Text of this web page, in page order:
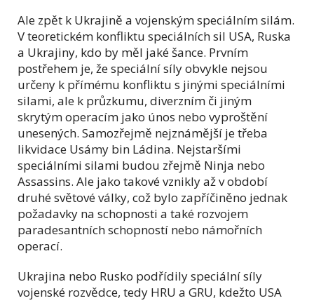
Ale zpět k Ukrajině a vojenským speciálním silám.
V teoretickém konfliktu speciálních sil USA, Ruska
a Ukrajiny, kdo by měl jaké šance. Prvním
postřehem je, že speciální síly obvykle nejsou
určeny k přímému konfliktu s jinými speciálními
silami, ale k průzkumu, diverzním či jiným
skrytým operacím jako únos nebo vyproštění
unesených. Samozřejmě nejznámější je třeba
likvidace Usámy bin Ládina. Nejstaršími
speciálními silami budou zřejmě Ninja nebo
Assassins. Ale jako takové vznikly až v období
druhé světové války, což bylo zapříčiněno jednak
požadavky na schopnosti a také rozvojem
paradesantních schopností nebo námořních
operací.
Ukrajina nebo Rusko podřídily speciální síly
vojenské rozvědce, tedy HRU a GRU, kdežto USA